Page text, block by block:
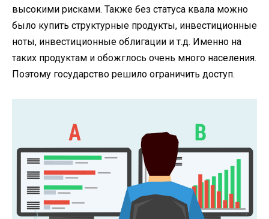
высокими рисками. Также без статуса квала можно
было купить структурные продукты, инвестиционные
ноты, инвестиционные облигации и т.д. Именно на
таких продуктам и обожглось очень много населения.
Поэтому государство решило ограничить доступ.